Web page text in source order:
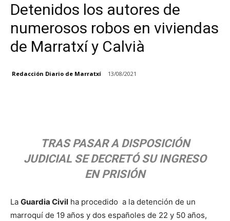
Detenidos los autores de
numerosos robos en viviendas
de Marratxí y Calvià
Redacción Diario de Marratxí 13/08/2021
TRAS PASAR A DISPOSICIÓN
JUDICIAL SE DECRETÓ SU INGRESO
EN PRISIÓN
La Guardia Civil ha procedido a la detención de un
marroquí de 19 años y dos españoles de 22 y 50 años,